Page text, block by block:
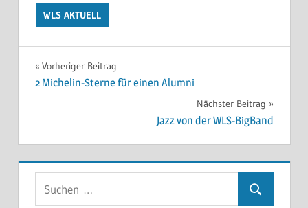
WLS AKTUELL
Beitragsnavigation
Vorheriger Beitrag
2 Michelin-Sterne für einen Alumni
Nächster Beitrag
Jazz von der WLS-BigBand
Suchen